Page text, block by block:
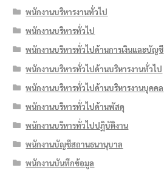
พนักงานบริหารงานทั่วไป
พนักงานบริหารทั่วไป
พนักงานบริหารทั่วไปด้านการเงินและบัญชี
พนักงานบริหารทั่วไปด้านบริหารงานทั่วไป
พนักงานบริหารทั่วไปด้านบริหารงานบุคคล
พนักงานบริหารทั่วไปด้านพัสดุ
พนักงานบริหารทั่วไปปฏิบัติงาน
พนักงานบัญชีสถานธนานุบาล
พนักงานบันทึกข้อมูล